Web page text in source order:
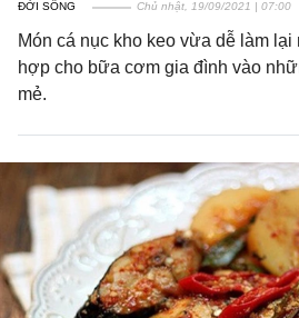
ĐỜI SỐNG Chủ nhật, 19/09/2021 | 07:00
Món cá nục kho keo vừa dễ làm lại
hợp cho bữa cơm gia đình vào
mẻ.